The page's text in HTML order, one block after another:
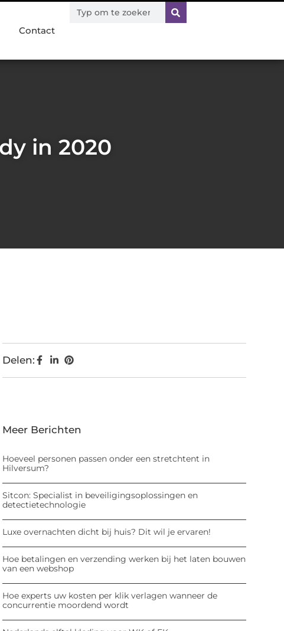
Contact
in 2020
Delen:
Meer Berichten
Hoeveel personen passen onder een stretchtent in
Hilversum?
Sitcon: Specialist in beveiligingsoplossingen en
detectietechnologie
Luxe overnachten dicht bij huis? Dit wil je ervaren!
Hoe betalingen en verzending werken bij het laten bouwen
van een webshop
Hoe experts uw kosten per klik verlagen wanneer de
concurrentie moordend wordt